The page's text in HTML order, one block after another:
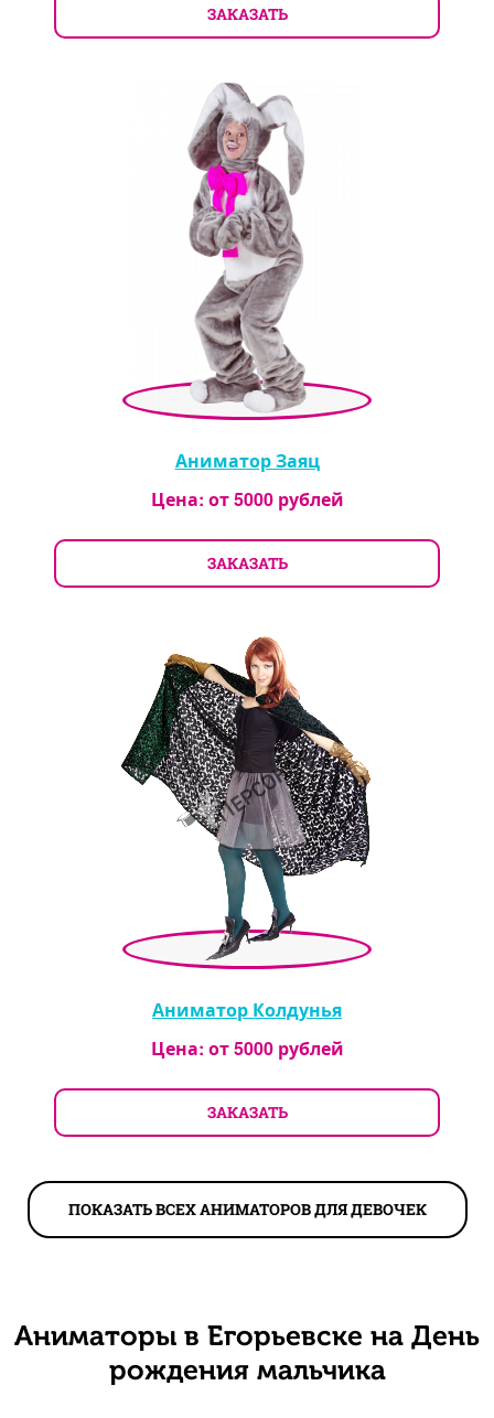
ЗАКАЗАТЬ
Аниматор Заяц
Цена: от5000рублей
ЗАКАЗАТЬ
Аниматор Колдунья
Цена: от5000рублей
ЗАКАЗАТЬ
ПОКАЗАТЬ ВСЕХ АНИМАТОРОВ ДЛЯ ДЕВОЧЕК
Аниматоры в Егорьевске на День
рождения мальчика